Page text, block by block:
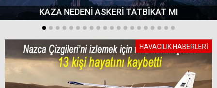
KAZA NEDENİ ASKERİ TATBİKAT MI
HAVACILIK HABERLERİ